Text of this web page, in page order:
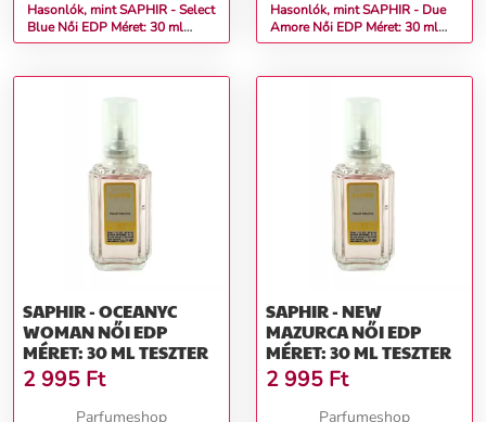
Hasonlók, mint SAPHIR - Select
Blue Női EDP Méret: 30 ml
teszter
Hasonlók, mint SAPHIR - Due
Amore Női EDP Méret: 30 ml
teszter
SAPHIR - OCEANYC
WOMAN NŐI EDP
MÉRET: 30 ML TESZTER
2 995 Ft
Parfumeshop
SAPHIR - NEW
MAZURCA NŐI EDP
MÉRET: 30 ML TESZTER
2 995 Ft
Parfumeshop